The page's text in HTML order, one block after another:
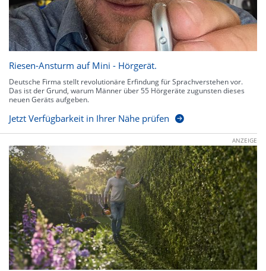
Riesen-Ansturm auf Mini - Hörgerät.
Deutsche Firma stellt revolutionäre Erfindung für Sprachverstehen vor.
Das ist der Grund, warum Männer über 55 Hörgeräte zugunsten dieses
neuen Geräts aufgeben.
Jetzt Verfügbarkeit in Ihrer Nähe prüfen
ANZEIGE